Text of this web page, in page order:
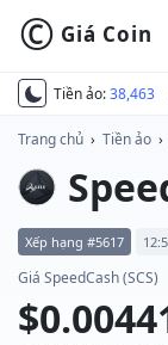
Tiền ảo:38,463
© Giá Coin
Trang chủ › Tiền ảo ›
Xếp hạng #5617
Giá SpeedCash (SCS)